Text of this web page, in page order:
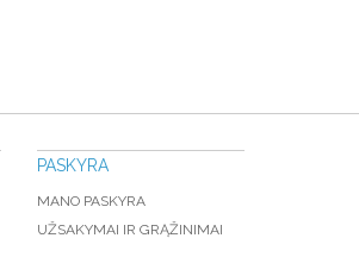
PASKYRA
MANO PASKYRA
UŽSAKYMAI IR GRĄŽINIMAI